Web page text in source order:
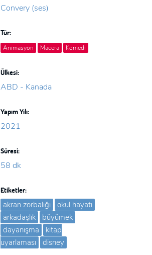
Convery (ses)
Tür:
Animasyon Macera Komedi
Ülkesi:
ABD - Kanada
Yapım Yılı:
2021
Süresi:
58 dk
Etiketler:
akran zorbalığı
okul hayatı
arkadaşlık
büyümek
dayanışma
kitap
uyarlaması
disney